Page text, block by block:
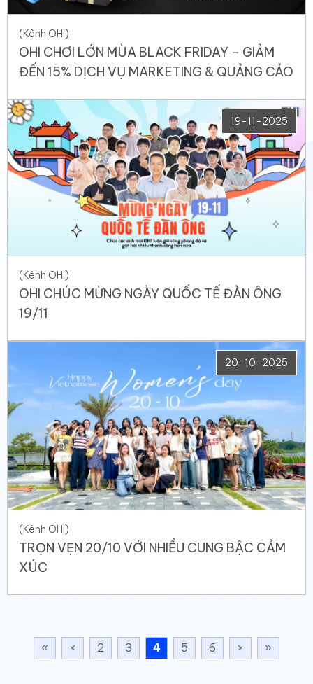
(Kênh OHI)
OHI CHƠI LỚN MÙA BLACK FRIDAY – GIẢM
ĐẾN 15% DỊCH VỤ MARKETING & QUẢNG CÁO
19-11-2025
(Kênh OHI)
OHI CHÚC MỪNG NGÀY QUỐC TẾ ĐÀN ÔNG
19/11
20-10-2025
(Kênh OHI)
TRỌN VẸN 20/10 VỚI NHIỀU CUNG BẬC CẢM
XÚC
« < 2 3 4 5 6 > »